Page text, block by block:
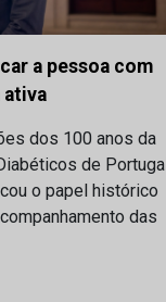
a pessoa com
ativa
dos 100 anos da
de Portugal
o papel histórico
das